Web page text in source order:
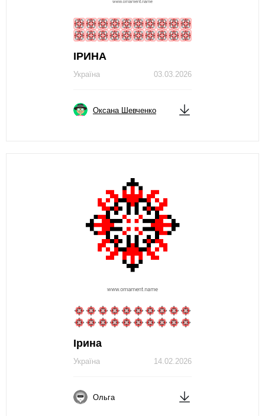
ІРИНА
03.03.2026
Україна
Оксана Шевченко
Ірина
14.02.2026
Україна
Ольга